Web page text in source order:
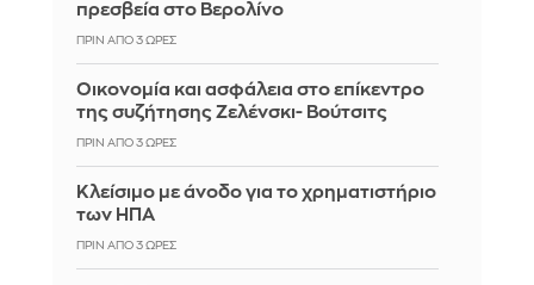
πρεσβεία στο Βερολίνο
ΠΡΙΝ ΑΠΌ 3 ΏΡΕΣ
Οικονομία και ασφάλεια στο επίκεντρο
της συζήτησης Ζελένσκι- Βούτσιτς
ΠΡΙΝ ΑΠΌ 3 ΏΡΕΣ
Κλείσιμο με άνοδο για το χρηματιστήριο
των ΗΠΑ
ΠΡΙΝ ΑΠΌ 3 ΏΡΕΣ